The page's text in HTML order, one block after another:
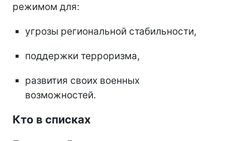
режимом для:
угрозы региональной стабильности,
поддержки терроризма,
развития своих военных
возможностей.
Кто в списках